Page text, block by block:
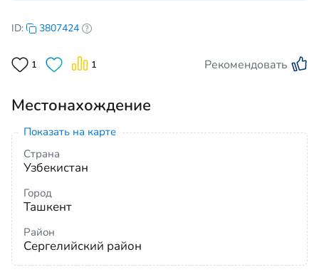
ID: 3807424
1 1 Рекомендовать
Местонахождение
Показать на карте
Страна
Узбекистан
Город
Ташкент
Район
Сергелийский район